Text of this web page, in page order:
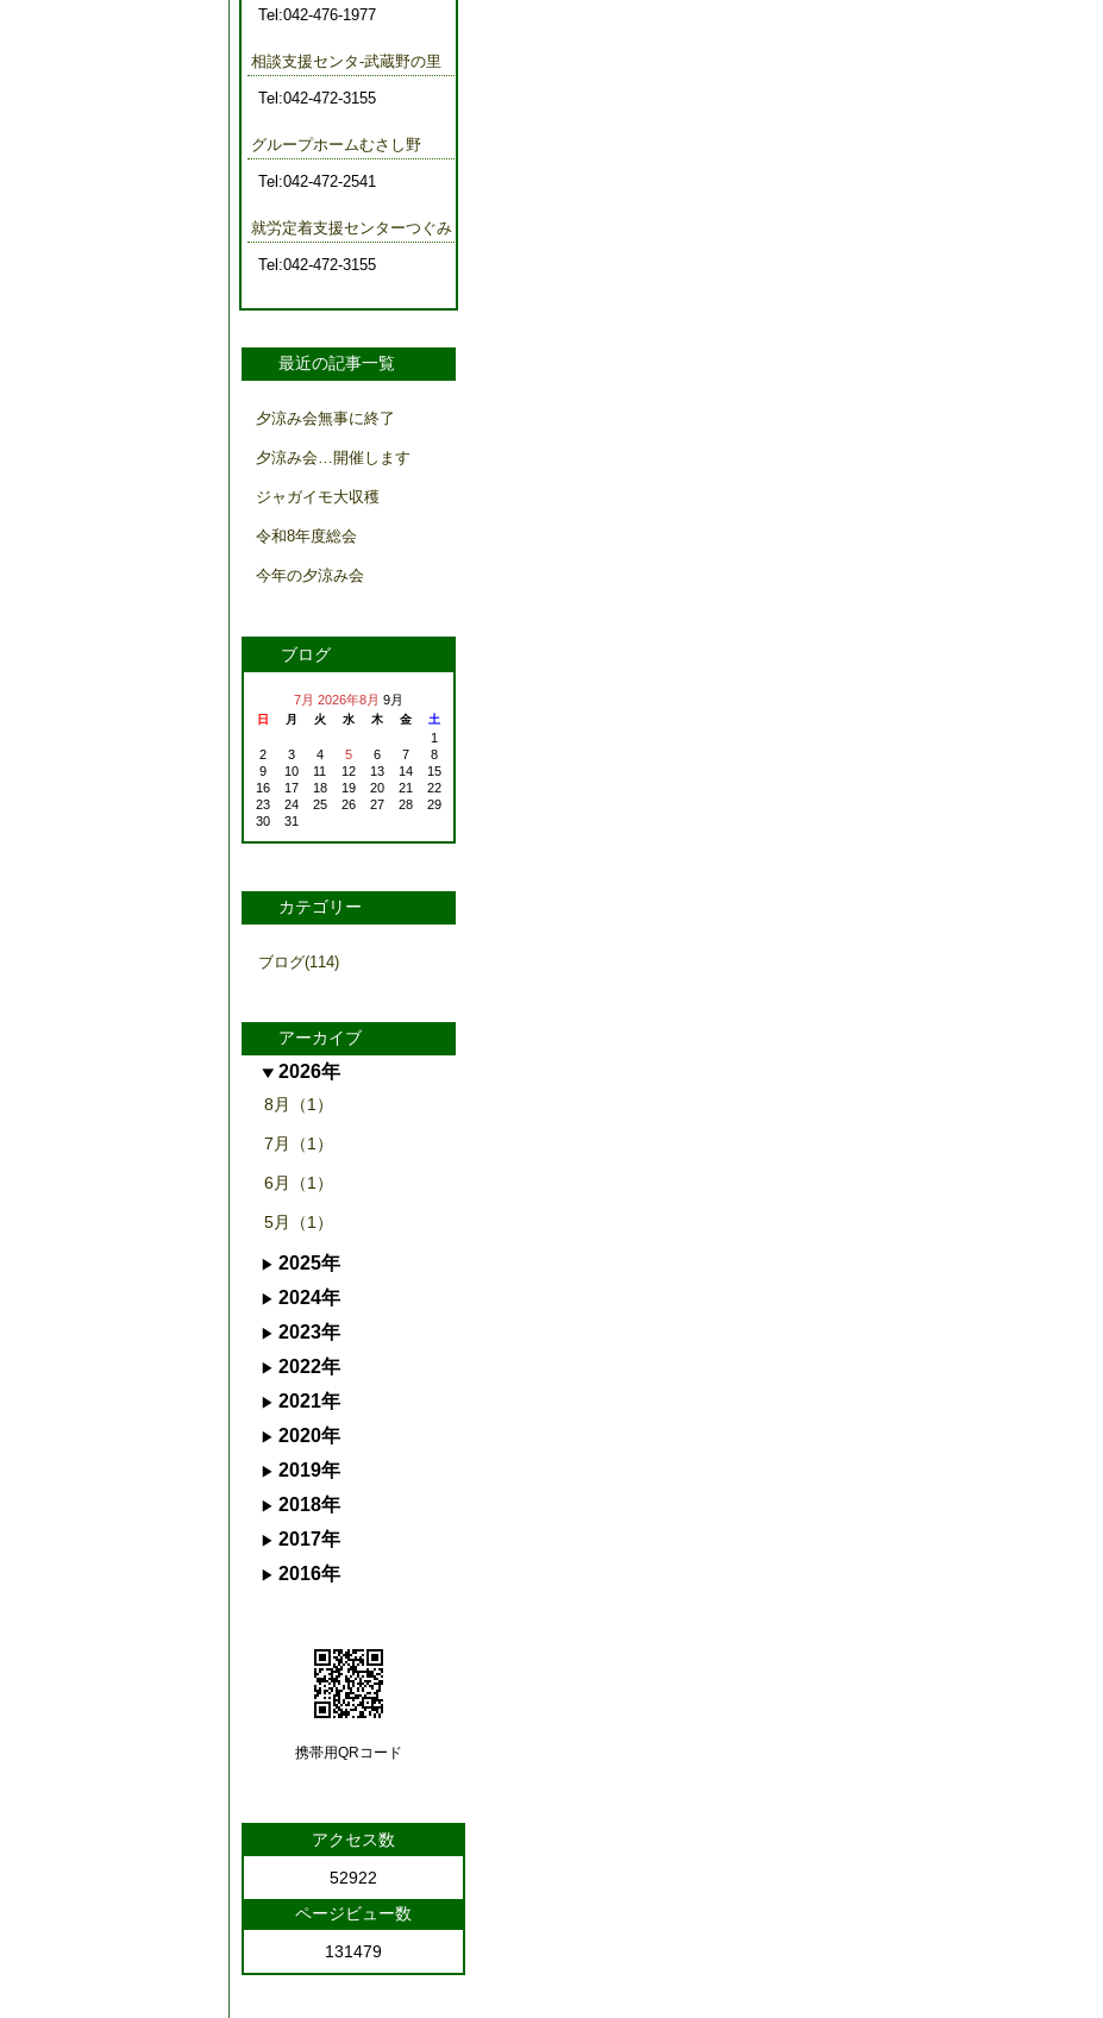
Tel:042-476-1977
相談支援センタ-武蔵野の里
Tel:042-472-3155
グループホームむさし野
Tel:042-472-2541
就労定着支援センターつぐみ
Tel:042-472-3155
最近の記事一覧
夕涼み会無事に終了
夕涼み会…開催します
ジャガイモ大収穫
令和8年度総会
今年の夕涼み会
ブログ
7月 2026年8月 9月
日 月 火 水 木 金 土
1
2
3 4 5 6 7
8
9
10 11 12 13 14
15
16
17 18 19 20 21
22
23
24 25 26 27 28
29
30
31
カテゴリー
ブログ(114)
アーカイブ
2026年
8月（1）
7月（1）
6月（1）
5月（1）
2025年
2024年
2023年
2022年
2021年
2020年
2019年
2018年
2017年
2016年
携帯用QRコード
アクセス数
52922
ページビュー数
131479